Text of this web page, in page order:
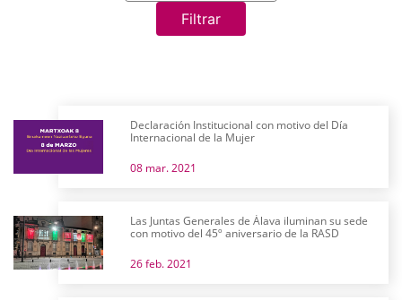
Filtrar
Declaración Institucional con motivo del Día
Internacional de la Mujer
08 mar. 2021
Las Juntas Generales de Álava iluminan su sede
con motivo del 45º aniversario de la RASD
26 feb. 2021